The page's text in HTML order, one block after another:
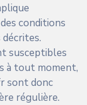
conditions
susceptibles
à tout moment,
sont donc
régulière.